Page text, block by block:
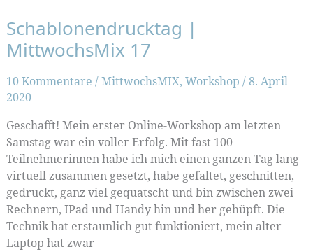
Schablonendrucktag |
MittwochsMix 17
10 Kommentare /MittwochsMIX, Workshop /8. April
2020
Geschafft! Mein erster Online-Workshop am letzten
Samstag war ein voller Erfolg. Mit fast 100
Teilnehmerinnen habe ich mich einen ganzen Tag lang
virtuell zusammen gesetzt, habe gefaltet, geschnitten,
gedruckt, ganz viel gequatscht und bin zwischen zwei
Rechnern, IPad und Handy hin und her gehüpft. Die
Technik hat erstaunlich gut funktioniert, mein alter
Laptop hat zwar